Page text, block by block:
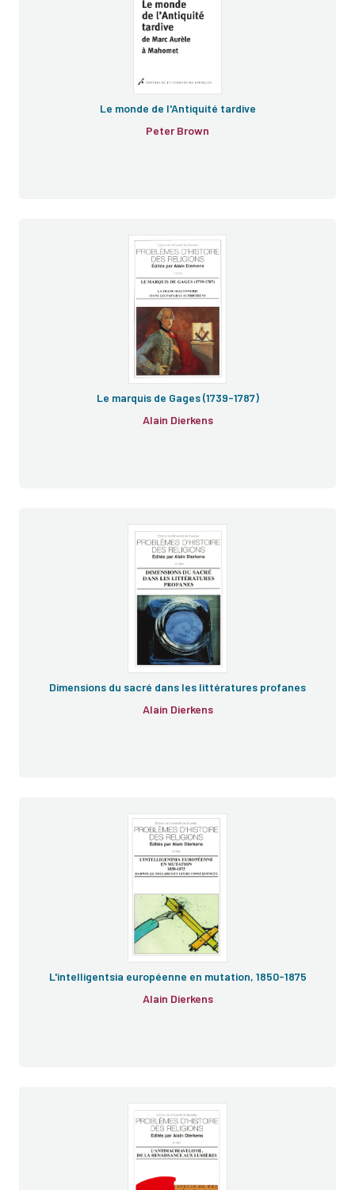
Le monde de l'Antiquité tardive
Peter Brown
Le marquis de Gages (1739-1787)
Alain Dierkens
Dimensions du sacré dans les littératures profanes
Alain Dierkens
L'intelligentsia européenne en mutation, 1850-1875
Alain Dierkens
Origine des espèces
Syllabus